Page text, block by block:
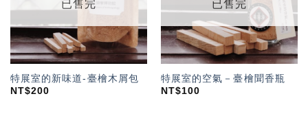
已售完
特展室的新味道-臺檜木屑包
NT$200
已售完
特展室的空氣－臺檜聞香瓶
NT$100